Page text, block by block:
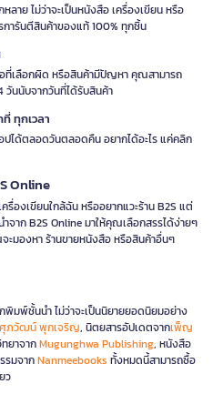
าย ไม่ว่าจะเป็นหนังสือ เครื่องเขียน หรือ
ารันตีสินค้าของแท้ 100% ทุกชิ้น
อที่เลือกผิด หรือสินค้ามีปัญหา คุณสามารถ
วันนับจากวันที่ได้รับสินค้า
ทุกเวลา
ได้ตลอดวันตลอดคืน อยากได้อะไร แค่คลิก
Online
องเขียนใกล้ฉัน หรืออยากแวะร้าน B2S แต่
ำจาก B2S Online มาให้คุณเลือกสรรได้ง่ายๆ
มองหา ร้านขายหนังสือ หรือสินค้าอื่นๆ
พิมพ์ชั้นนำ ไม่ว่าจะเป็นนิยายยอดนิยมอย่าง
ภวัฒน์ พุกเจริญ, นิตยสารอัปเดตจากเพ็ญ
ยาจากMugunghwa Publishing, หนังสือ
รมจากNanmeebooks ทั้งหมดนี้สามารถซื้อ
ว